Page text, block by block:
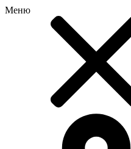
Меню